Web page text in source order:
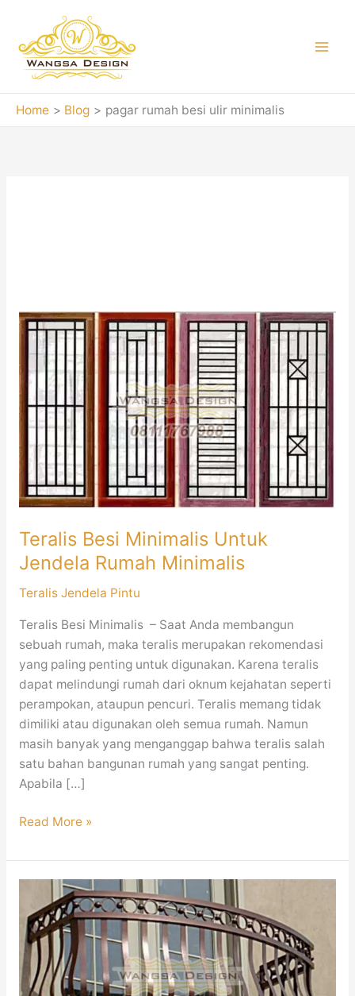
content
Home Blog pagar rumah besi ulir minimalis
Teralis Besi Minimalis Untuk
Jendela Rumah Minimalis
Teralis Jendela Pintu
Teralis Besi Minimalis – Saat Anda membangun
sebuah rumah, maka teralis merupakan rekomendasi
yang paling penting untuk digunakan. Karena teralis
dapat melindungi rumah dari oknum kejahatan seperti
perampokan, ataupun pencuri. Teralis memang tidak
dimiliki atau digunakan oleh semua rumah. Namun
masih banyak yang menganggap bahwa teralis salah
satu bahan bangunan rumah yang sangat penting.
Apabila […]
Teralis
Besi
Minimalis
Untuk
Jendela
Rumah
Minimalis
Read More »
Balkon
Minimalis
Mewah
Modern
Jakarta